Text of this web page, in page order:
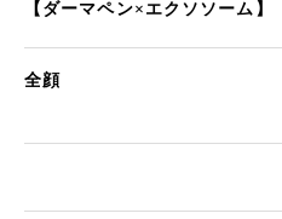
【ダーマペン×エクソソーム】
全顔